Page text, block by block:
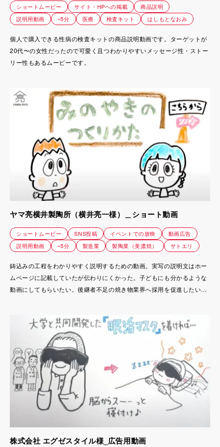
ショートムービー サイト・HPへの掲載
商品説明
説明用動画
~5分 医療 検査キット はしもとなおみ
個人で購入できる性病の検査キットの商品説明動画です。ターゲットが
20代〜の女性だったので可愛く且つわかりやすいメッセージ性・ストー
リー性もあるムービーです。
ヤマ亮横井製陶所（横井亮一様）＿ショート動画
ショートムービー SNS投稿 イベントでの放映
動画広告
説明用動画
~5分 製造業 製陶業（美濃焼） サトエリ
鋳込みの工程をわかりやすく説明するための動画。実写の説明文はホー
ムページに記載していたが伝わりにくかった。子どもにも分かるような
動画にしてもらいたい。後継者不足の焼き物業界へ採用を促進したい意
株式会社 エグゼスタイル様_広告用動画